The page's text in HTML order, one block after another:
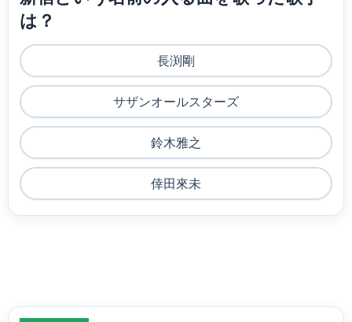
は？
長渕剛
サザンオールスターズ
鈴木雅之
倖田來未